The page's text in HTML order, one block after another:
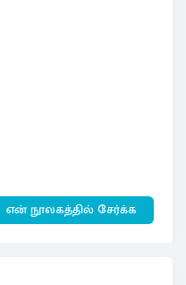
என் நூலகத்தில் சேர்க்க